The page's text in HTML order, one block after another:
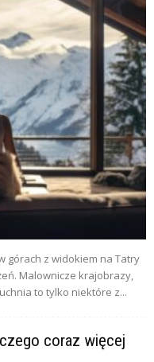
górach z widokiem na Tatry
Malownicze krajobrazy,
to tylko niektóre z...
coraz więcej